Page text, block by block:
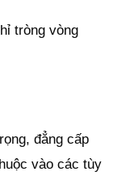
tròng vòng
đẳng cấp
vào các tùy